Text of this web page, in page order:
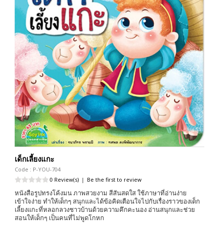
เด็กเลี้ยงแกะ
Code : P-YOU-704
0 Review(s) | Be the first to review
หนังสือรูปทรงโค้งมน ภาพสวยงาม สีสันสดใส ใช้ภาษาที่อ่านง่าย
เข้าใจง่าย ทำให้เด็กๆ สนุกและได้ข้อคิดเตือนใจไปกับเรื่องราวของเด็ก
เลี้ยงแกะที่หลอกลวงชาวบ้านด้วยความคึกคะนอง อ่านสนุกและช่วย
สอนให้เด็กๆ เป็นคนที่ไม่พูดโกหก